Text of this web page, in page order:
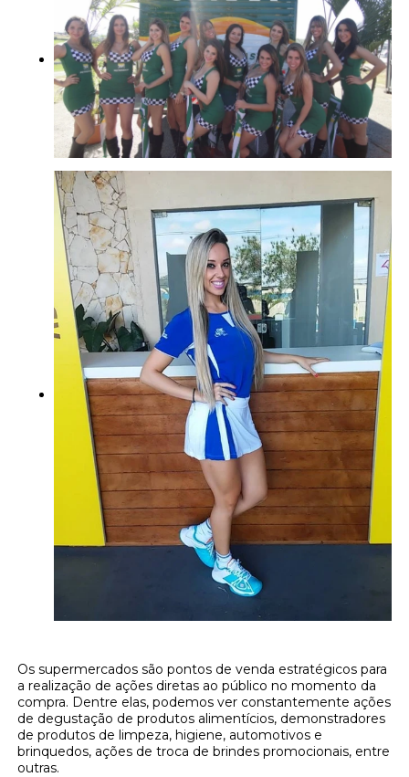
Os supermercados são pontos de venda estratégicos para
a realização de ações diretas ao público no momento da
compra. Dentre elas, podemos ver constantemente ações
de degustação de produtos alimentícios, demonstradores
de produtos de limpeza, higiene, automotivos e
brinquedos, ações de troca de brindes promocionais, entre
outras.